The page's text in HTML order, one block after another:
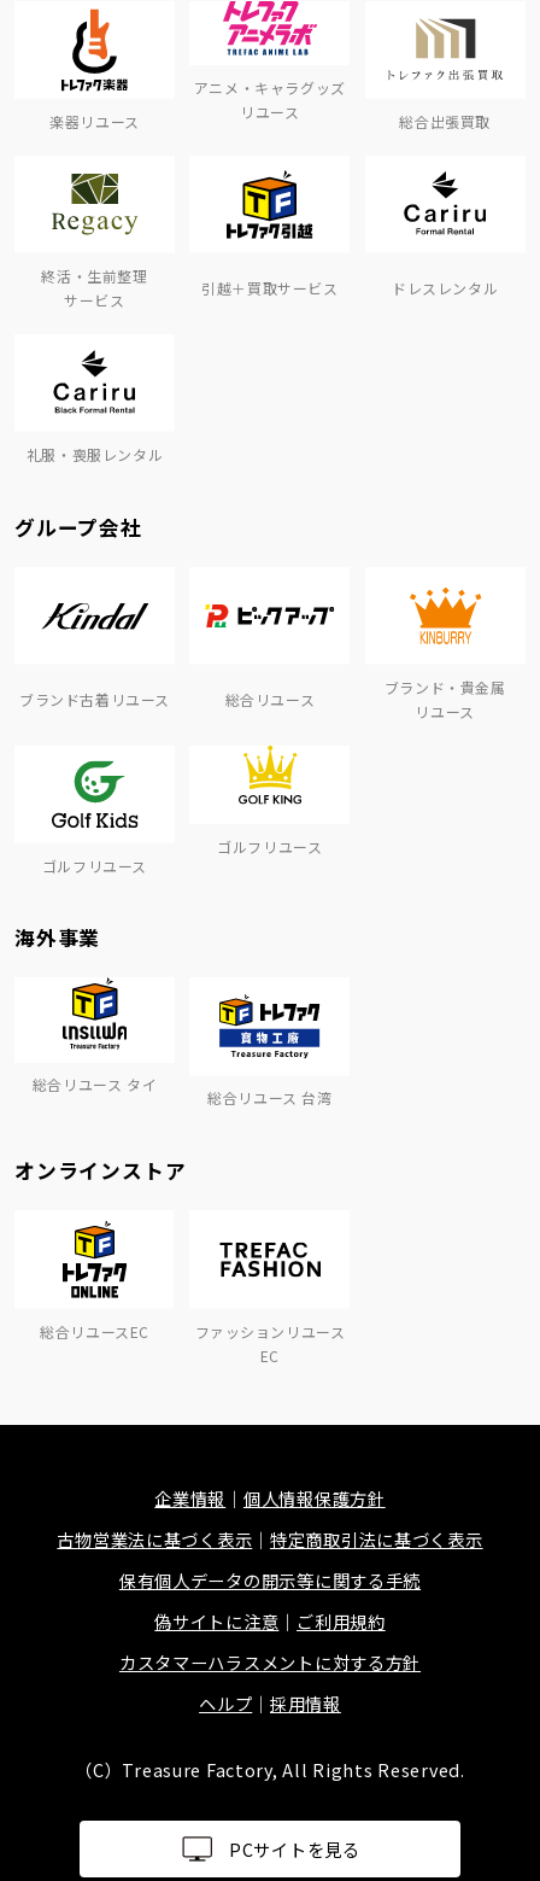
楽器リユース
アニメ・キャラグッズ
リユース
総合出張買取
終活・生前整理
サービス
引越＋買取サービス ドレスレンタル
礼服・喪服レンタル
グループ会社
ブランド古着リユース 総合リユース
ブランド・貴金属
リユース
ゴルフリユース
ゴルフリユース
海外事業
総合リユース タイ
総合リユース 台湾
オンラインストア
総合リユースEC
ファッションリユース
EC
企業情報
個人情報保護方針
古物営業法に基づく表示
特定商取引法に基づく表示
保有個人データの開示等に関する手続
偽サイトに注意
ご利用規約
カスタマーハラスメントに対する方針
ヘルプ
採用情報
（C）Treasure Factory, All Rights Reserved.
PCサイトを見る